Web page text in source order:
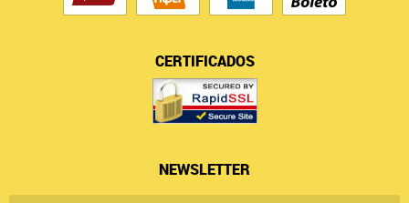
CERTIFICADOS
NEWSLETTER